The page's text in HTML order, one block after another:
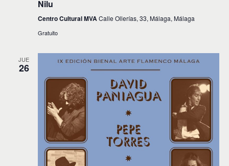
Nilu
Centro Cultural MVACalle Ollerías, 33, Málaga, Málaga
Gratuito
JUE
26